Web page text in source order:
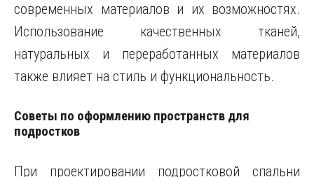
современных материалов и их возможностях.
Использование качественных тканей,
натуральных и переработанных материалов
также влияет на стиль и функциональность.
Советы по оформлению пространств для
подростков
При проектировании подростковой спальни